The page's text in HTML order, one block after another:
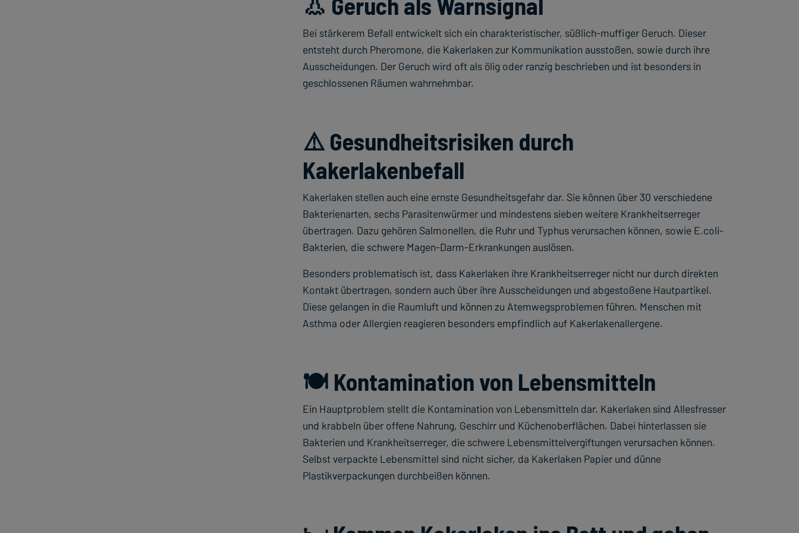
Bei stärkerem Befall entwickelt sich ein charakteristischer, süßlich-muffiger Geruch. Dieser
entsteht durch Pheromone, die Kakerlaken zur Kommunikation ausstoßen, sowie durch ihre
Ausscheidungen. Der Geruch wird oft als ölig oder ranzig beschrieben und ist besonders in
geschlossenen Räumen wahrnehmbar.
⚠️ Gesundheitsrisiken durch
Kakerlakenbefall
Kakerlaken stellen auch eine ernste Gesundheitsgefahr dar. Sie können über 30 verschiedene
Bakterienarten, sechs Parasitenwürmer und mindestens sieben weitere Krankheitserreger
übertragen. Dazu gehören Salmonellen, die Ruhr und Typhus verursachen können, sowie E.coli-
Bakterien, die schwere Magen-Darm-Erkrankungen auslösen.
Besonders problematisch ist, dass Kakerlaken ihre Krankheitserreger nicht nur durch direkten
Kontakt übertragen, sondern auch über ihre Ausscheidungen und abgestoßene Hautpartikel.
Diese gelangen in die Raumluft und können zu Atemwegsproblemen führen. Menschen mit
Asthma oder Allergien reagieren besonders empfindlich auf Kakerlakenallergene.
🍽️ Kontamination von Lebensmitteln
Ein Hauptproblem stellt die Kontamination von Lebensmitteln dar. Kakerlaken sind Allesfresser
und krabbeln über offene Nahrung, Geschirr und Küchenoberflächen. Dabei hinterlassen sie
Bakterien und Krankheitserreger, die schwere Lebensmittelvergiftungen verursachen können.
Selbst verpackte Lebensmittel sind nicht sicher, da Kakerlaken Papier und dünne
Plastikverpackungen durchbeißen können.